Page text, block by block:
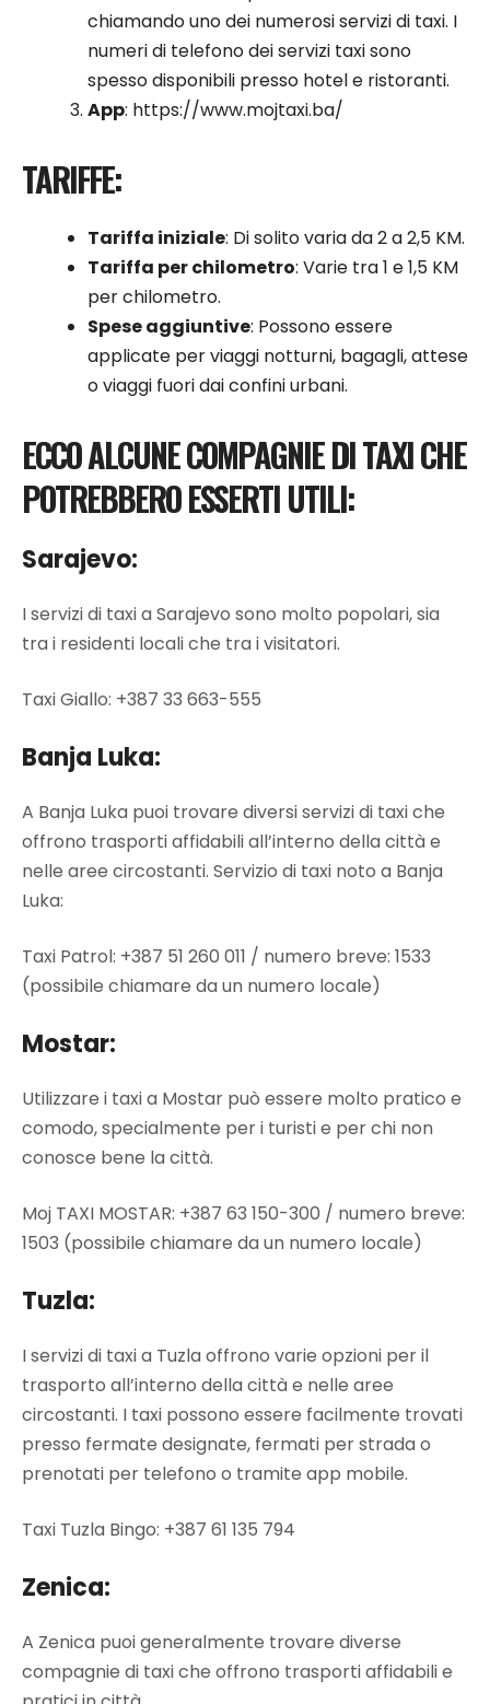
chiamando uno dei numerosi servizi di taxi. I
numeri di telefono dei servizi taxi sono
spesso disponibili presso hotel e ristoranti.
App: https://www.mojtaxi.ba/
TARIFFE:
Tariffa iniziale: Di solito varia da 2 a 2,5 KM.
Tariffa per chilometro: Varie tra 1 e 1,5 KM
per chilometro.
Spese aggiuntive: Possono essere
applicate per viaggi notturni, bagagli, attese
o viaggi fuori dai confini urbani.
ECCO ALCUNE COMPAGNIE DI TAXI CHE
POTREBBERO ESSERTI UTILI:
Sarajevo:
I servizi di taxi a Sarajevo sono molto popolari, sia
tra i residenti locali che tra i visitatori.
Taxi Giallo: +387 33 663-555
Banja Luka:
A Banja Luka puoi trovare diversi servizi di taxi che
offrono trasporti affidabili all’interno della città e
nelle aree circostanti. Servizio di taxi noto a Banja
Luka:
Taxi Patrol: +387 51 260 011 / numero breve: 1533
(possibile chiamare da un numero locale)
Mostar:
Utilizzare i taxi a Mostar può essere molto pratico e
comodo, specialmente per i turisti e per chi non
conosce bene la città.
Moj TAXI MOSTAR: +387 63 150-300 / numero breve:
1503 (possibile chiamare da un numero locale)
Tuzla:
I servizi di taxi a Tuzla offrono varie opzioni per il
trasporto all’interno della città e nelle aree
circostanti. I taxi possono essere facilmente trovati
presso fermate designate, fermati per strada o
prenotati per telefono o tramite app mobile.
Taxi Tuzla Bingo: +387 61 135 794
Zenica:
A Zenica puoi generalmente trovare diverse
compagnie di taxi che offrono trasporti affidabili e